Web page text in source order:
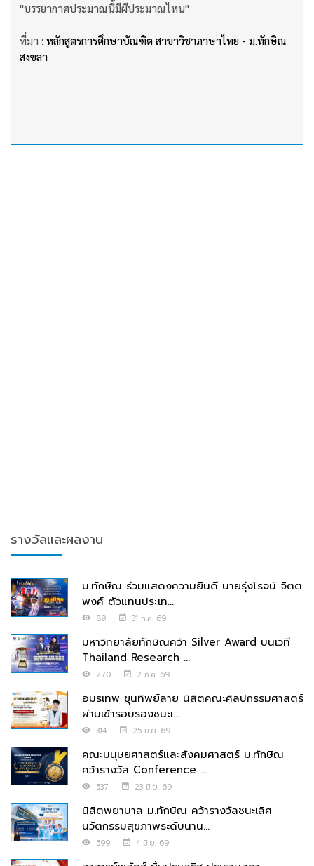
"บรรยากาศประมาณนี้มีผีประมาณไหน"
ที่มา : หลักสูตรการศึกษาบัณฑิต สาขาวิชาภาษาไทย - ม.ทักษิณ
สงขลา
รางวัลและผลงาน
ม.ทักษิณ ร่วมแสดงความยินดี นายรุ่งโรจน์ จิตต
พงศ์ ตัวแทนประเท...
89 31 ก.ค. 69
มหาวิทยาลัยทักษิณคว้า Silver Award บนเวที
Thailand Research ...
270 2 ก.ค. 69
อมรเทพ ขุนทิพย์ลาย นิสิตคณะศิลปกรรมศาสตร์
ผ่านเข้ารอบรองชนะเ...
314 25 มิ.ย. 69
คณะมนุษยศาสตร์และสังคมศาสตร์ ม.ทักษิณ
คว้ารางวัล Conference ...
537 23 มิ.ย. 69
นิสิตพยาบาล ม.ทักษิณ คว้ารางวัลชนะเลิศ
นวัตกรรมสุขภาพระดับนาน...
599 4 มิ.ย. 69